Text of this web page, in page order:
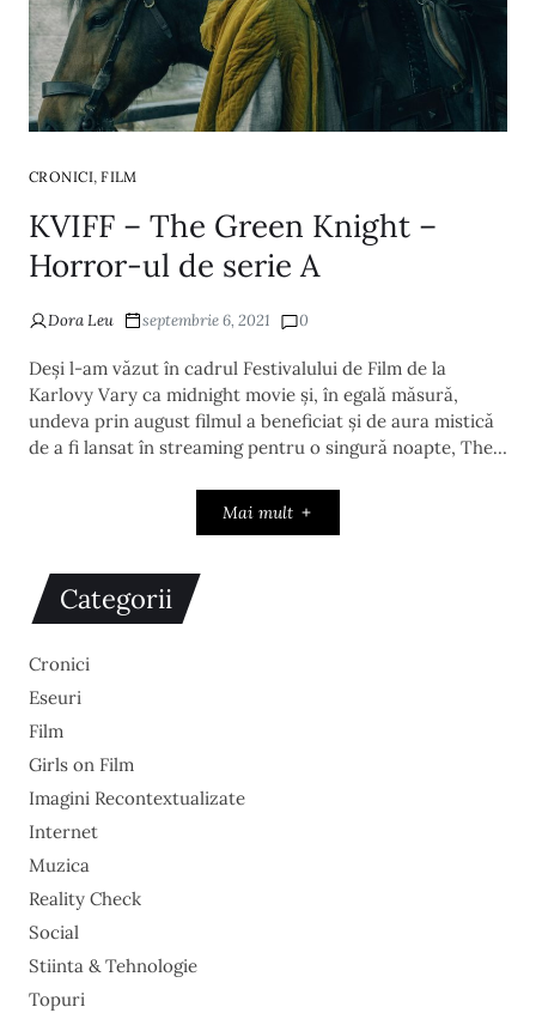
CRONICI,FILM
KVIFF – The Green Knight –
Horror-ul de serie A
Dora Leu septembrie 6, 2021 0
Deși l-am văzut în cadrul Festivalului de Film de la
Karlovy Vary ca midnight movie și, în egală măsură,
undeva prin august filmul a beneficiat și de aura mistică
de a fi lansat în streaming pentru o singură noapte, The…
Mai mult
Categorii
Cronici
Eseuri
Film
Girls on Film
Imagini Recontextualizate
Internet
Muzica
Reality Check
Social
Stiinta & Tehnologie
Topuri